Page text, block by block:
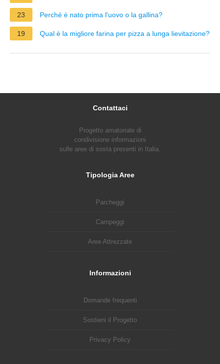
23 Perché è nato prima l'uovo o la gallina?
19 Qual è la migliore farina per pizza a lunga lievitazione?
Contattaci
Progetto amatoriale di
condivisione informazioni
sulle aree di sosta presenti in Italia.
Tipologia Aree
Parcheggi
Campeggi
Aree Attrezzate
Informazioni
Domande frequenti
Sostieni il Progetto
Privacy Policy